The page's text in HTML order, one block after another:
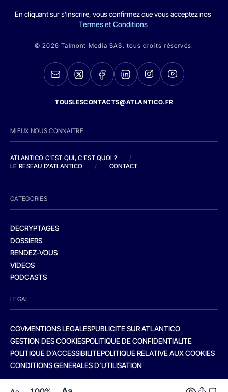
En cliquant sur s'inscrire, vous confirmez que vous acceptez nos
Termes et Conditions
© 2026 Talmont Media SAS. tous droits réservés.
TOUSLESCONTACTS@ATLANTICO.FR
MIEUX NOUS CONNAITRE
ATLANTICO C'EST QUI, C'EST QUOI ?
/
LE RESEAU D'ATLANTICO
/ CONTACT
CATEGORIES
DECRYPTAGES
DOSSIERS
RENDEZ-VOUS
VIDEOS
PODCASTS
LEGAL
CGVMENTIONS LEGALESPUBLICITE SUR ATLANTICO
GESTION DES COOKIESPOLITIQUE DE CONFIDENTIALITE
POLITIQUE D’ACCESSIBILITEPOLITIQUE RELATIVE AUX COOKIES
CONDITIONS GENERALES D’UTILISATION